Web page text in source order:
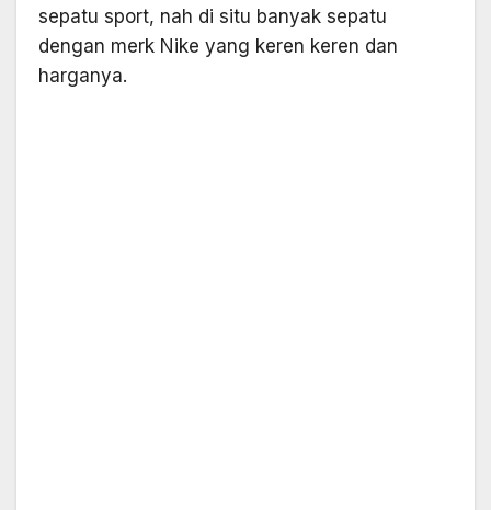
sepatu sport, nah di situ banyak sepatu
dengan merk Nike yang keren keren dan
harganya.